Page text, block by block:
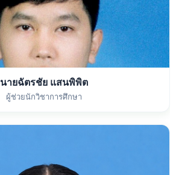
นายฉัตรชัย แสนพิพิต
ผู้ช่วยนักวิชาการศึกษา